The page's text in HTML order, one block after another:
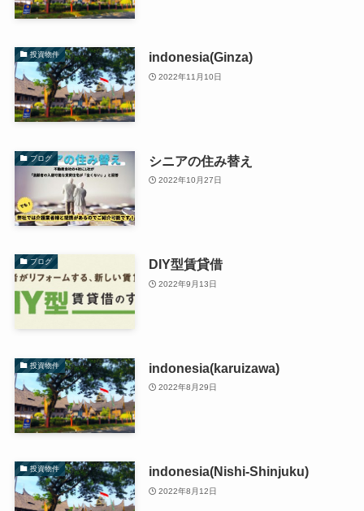
投資物件 indonesia(Ginza)
2022年11月10日
ブログ シニアの住み替え
2022年10月27日
ブログ DIY型賃貸借
2022年9月13日
投資物件 indonesia(karuizawa)
2022年8月29日
投資物件 indonesia(Nishi-Shinjuku)
2022年8月12日